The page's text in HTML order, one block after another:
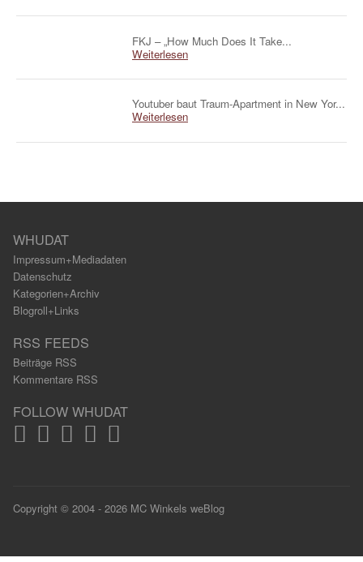
FKJ – „How Much Does It Take...
Weiterlesen
Youtuber baut Traum-Apartment in New Yor...
Weiterlesen
WHUDAT
Impressum+Mediadaten
Datenschutz
Kategorien+Archiv
Blogroll+Links
RSS FEEDS
Beiträge RSS
Kommentare RSS
FOLLOW WHUDAT
Copyright © 2004 - 2026 MC Winkels weBlog